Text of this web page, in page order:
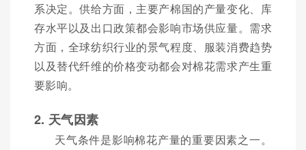
系决定。供给方面，主要产棉国的产量变化、库
存水平以及出口政策都会影响市场供应量。需求
方面，全球纺织行业的景气程度、服装消费趋势
以及替代纤维的价格变动都会对棉花需求产生重
要影响。
2. 天气因素
天气条件是影响棉花产量的重要因素之一。